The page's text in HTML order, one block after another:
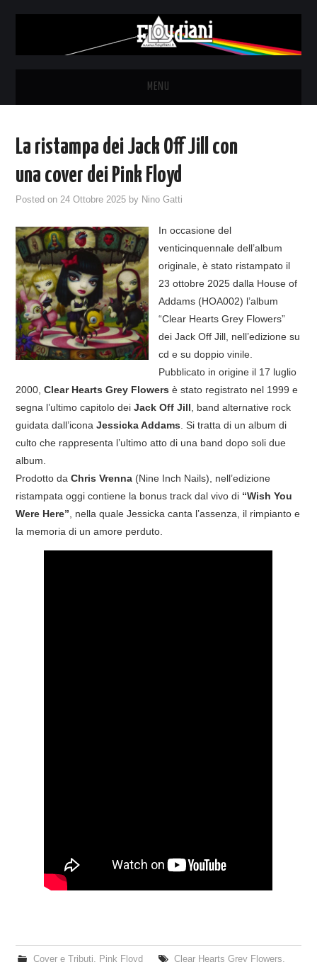
MENU
THE LUNATICS
SYD BARRETT – ALLE SOGLIE
DELL’ALBA
FANZINE
COVER & TRIBUTI
DISCOGRAFIA
LINKS
CONTATTI
RELICS – SFALCI E RAMAGLIE
La ristampa dei Jack Off Jill con
una cover dei Pink Floyd
Posted on24 Ottobre 2025 by Nino Gatti
In occasione del
venticinquennale dell’album
originale, è stato ristampato il
23 ottobre 2025 dalla House of
Addams (HOA002) l’album
“Clear Hearts Grey Flowers”
dei Jack Off Jill, nell’edizione su
cd e su doppio vinile.
Pubblicato in origine il 17 luglio
2000,Clear Hearts Grey Flowersè stato registrato nel 1999 e
segna l’ultimo capitolo deiJack Off Jill , band alternative rock
guidata dall’iconaJessicka Addams . Si tratta di un album di
culto che rappresenta l’ultimo atto di una band dopo soli due
album.
Prodotto daChris Vrenna (Nine Inch Nails), nell’edizione
ristampata oggi contiene la bonus track dal vivo di “Wish You
Were Here” , nella quale Jessicka canta l’assenza, il rimpianto e
la memoria di un amore perduto.
Cover e Tributi, Pink Floyd Clear Hearts Grey Flowers,